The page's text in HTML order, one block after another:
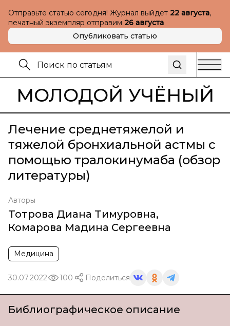
Отправьте статью сегодня! Журнал выйдет 22 августа,
печатный экземпляр отправим 26 августа
Опубликовать статью
МОЛОДОЙ УЧЁНЫЙ
Лечение среднетяжелой и
тяжелой бронхиальной астмы с
помощью тралокинумаба (обзор
литературы)
Авторы
Тотрова Диана Тимуровна,
Комарова Мадина Сергеевна
Медицина
30.07.2022 100 Поделиться
Библиографическое описание